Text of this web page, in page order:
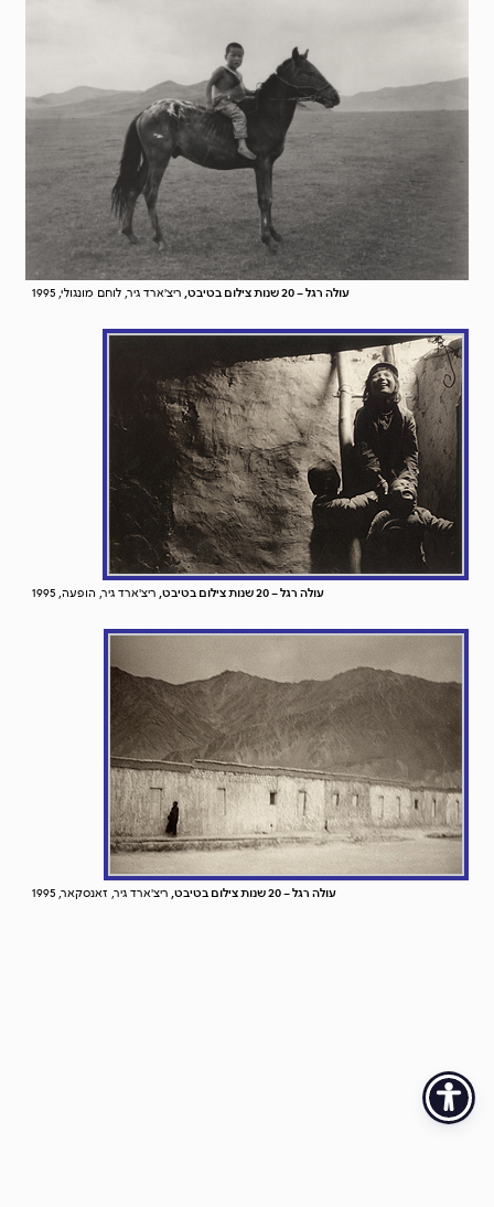
עולה רגל – 20 שנות צילום בטיבט, ריצ'ארד גיר, לוחם מונגולי, 1995
עולה רגל – 20 שנות צילום בטיבט, ריצ'ארד גיר, הופעה, 1995
עולה רגל – 20 שנות צילום בטיבט, ריצ'ארד גיר, זאנסקאר, 1995